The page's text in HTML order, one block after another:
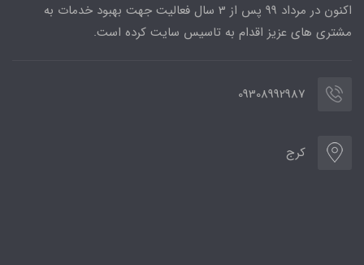
اکنون در مرداد 99 پس از 3 سال فعالیت جهت بهبود خدمات به
مشتری های عزیز اقدام به تاسیس سایت کرده است.
09308992987
کرج